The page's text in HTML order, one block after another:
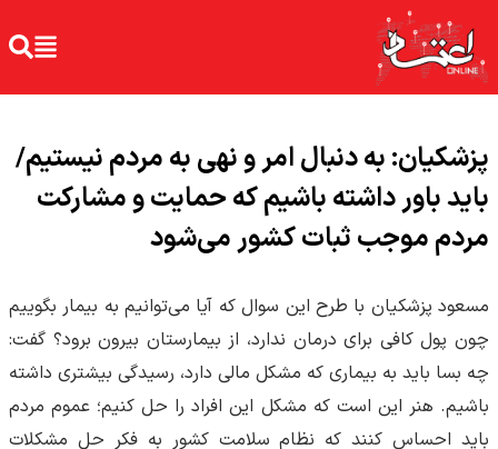
پزشکیان: به دنبال امر و نهی به مردم نیستیم/
باید باور داشته باشیم که حمایت و مشارکت
مردم موجب ثبات کشور می‌شود
مسعود پزشکیان با طرح این سوال که آیا می‌توانیم به بیمار بگوییم
چون پول کافی برای درمان ندارد، از بیمارستان بیرون برود؟ گفت:
چه بسا باید به بیماری که مشکل مالی دارد، رسیدگی بیشتری داشته
باشیم. هنر این است که مشکل این افراد را حل کنیم؛ عموم مردم
باید احساس کنند که نظام سلامت کشور به فکر حل مشکلات